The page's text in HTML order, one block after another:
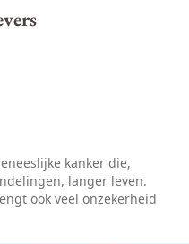
kanker die,
langer leven.
ook veel onzekerheid
niet hoe lang deze